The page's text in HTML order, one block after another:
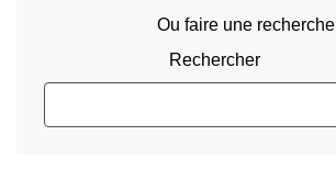
Ou faire une recherche
Rechercher